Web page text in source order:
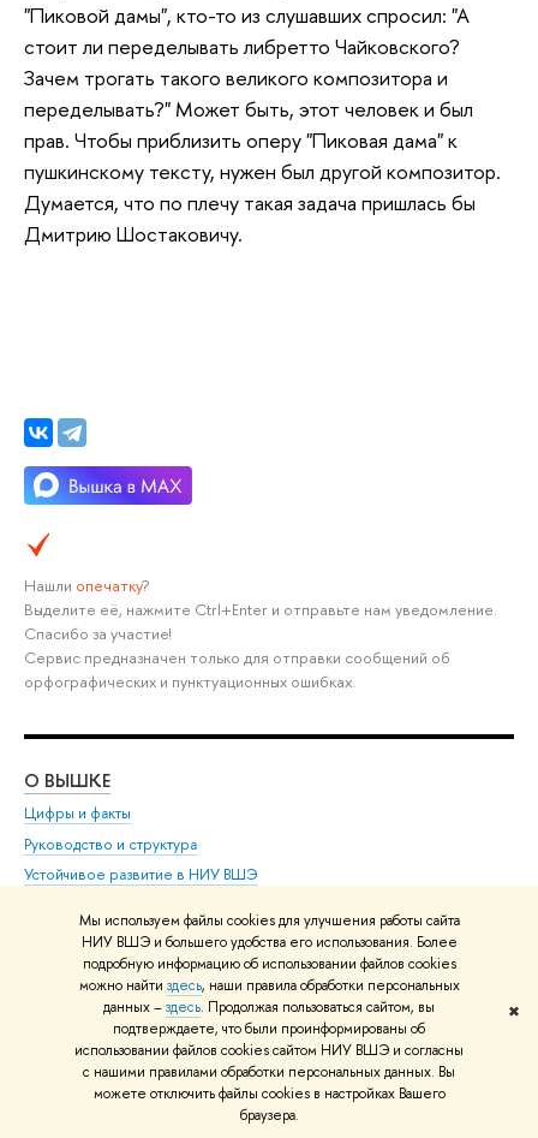
Мы используем файлы cookies для улучшения работы сайта
НИУ ВШЭ и большего удобства его использования. Более
подробную информацию об использовании файлов cookies
можно найти здесь, наши правила обработки персональных
данных –здесь. Продолжая пользоваться сайтом, вы
подтверждаете, что были проинформированы об
использовании файлов cookies сайтом НИУ ВШЭ и согласны
с нашими правилами обработки персональных данных. Вы
можете отключить файлы cookies в настройках Вашего
браузера.
✖
"Пиковой дамы", кто-то из слушавших спросил: "А
стоит ли переделывать либретто Чайковского?
Зачем трогать такого великого композитора и
переделывать?" Может быть, этот человек и был
прав. Чтобы приблизить оперу "Пиковая дама" к
пушкинскому тексту, нужен был другой композитор.
Думается, что по плечу такая задача пришлась бы
Дмитрию Шостаковичу.
Нашли опечатку?
Выделите её, нажмите Ctrl+Enter и отправьте нам уведомление.
Спасибо за участие!
Сервис предназначен только для отправки сообщений об
орфографических и пунктуационных ошибках.
О ВЫШКЕ
Цифры и факты
Руководство и структура
Устойчивое развитие в НИУ ВШЭ
Корпуса и общежития
Обращения граждан в НИУ ВШЭ
Фонд целевого капитала
Противодействие коррупции
Сведения о доходах, расходах, об имуществе и
обязательствах имущественного характера